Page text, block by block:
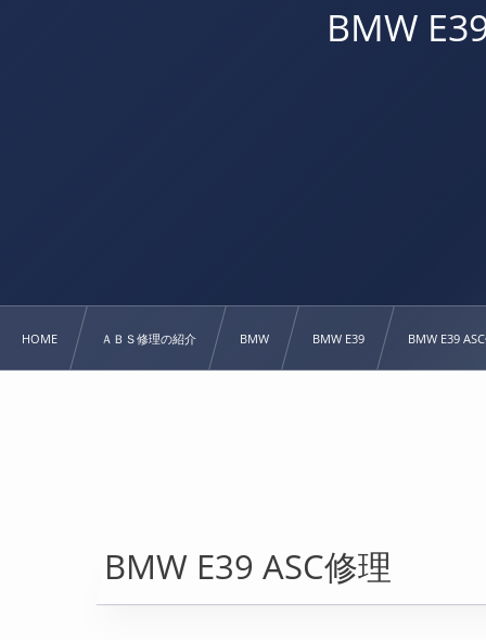
BMW
HOME ＡＢＳ修理の紹介 BMW BMW E39 BMW E39
BMW E39 ASC修理